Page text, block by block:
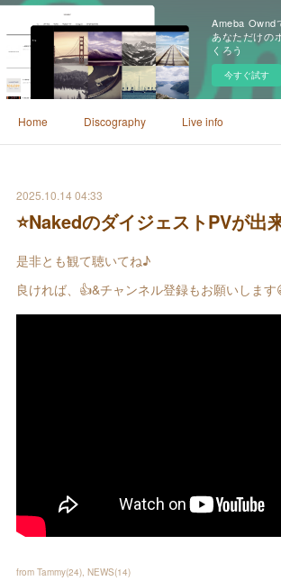
Ameba Ownd
あなただけの
くろう
今すぐ試す
Home Discography Live info
2025.10.14 04:33
⭐️NakedのダイジェストPVが出
是非とも観て聴いてね♪
良ければ、👍&チャンネル登録もお願いします
from Tammy(24) NEWS(14)